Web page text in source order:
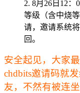
2. 8月26日12
等级（含中烧
请，邀请系统
回。
安全起见，大家
chdbits邀请码就
友，不然有被连坐